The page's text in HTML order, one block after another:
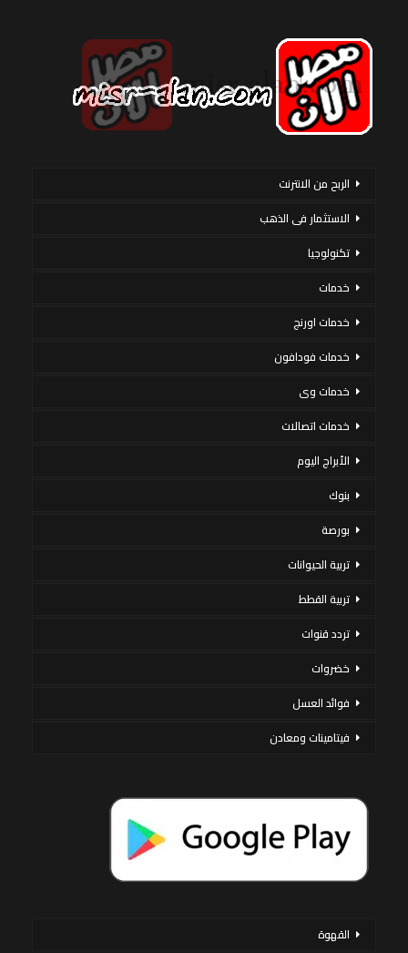
الربح من الانترنت
الاستثمار فى الذهب
تكنولوجيا
خدمات
خدمات اورنج
خدمات فودافون
خدمات وى
خدمات اتصالات
الأبراج اليوم
بنوك
بورصة
تربية الحيوانات
تربية القطط
تردد قنوات
خضروات
فوائد العسل
فيتامينات ومعادن
القهوة